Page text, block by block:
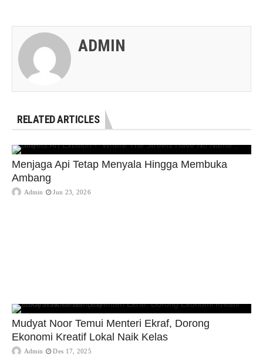
ADMIN
RELATED ARTICLES
Menjaga Api Tetap Menyala Hingga Membuka
Ambang
Admin Jun 23, 2026
Mudyat Noor Temui Menteri Ekraf, Dorong
Ekonomi Kreatif Lokal Naik Kelas
Admin Des 17, 2025